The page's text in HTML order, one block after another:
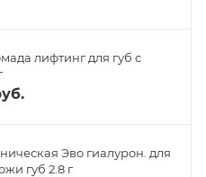
лифтинг для губ с
Эво гиалурон. для
губ 2.8 г